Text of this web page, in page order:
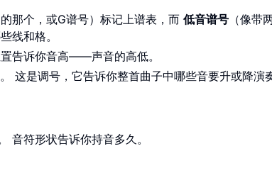
的那个，或G谱号）标记上谱表，而 低音谱号 （像带
线和格。
告诉你音高——声音的高低。
是调号，它告诉你整首曲子中哪些音要升或降演奏
音符形状告诉你持音多久。